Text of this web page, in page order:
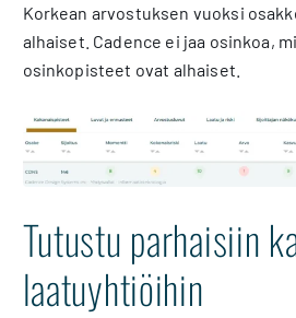
Korkean arvostuksen vuoksi
alhaiset. Cadence ei jaa osinkoa,
osinkopisteet ovat alhaiset.
Tutustu parhaisiin
laatuyhtiöihin